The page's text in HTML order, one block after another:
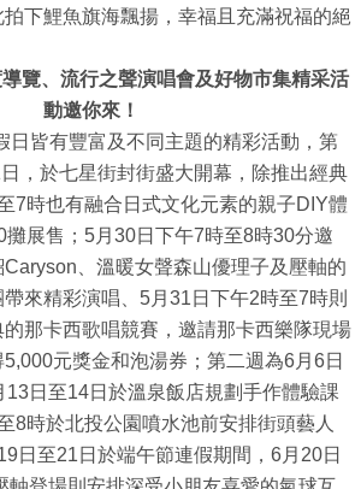
下鯉魚旗海飄揚，幸福且充滿祝福的絕
覽、流行之聲演唱會及好物市集精采活
動邀你來！
皆有豐富及不同主題的精彩活動，第
，於七星街封街盛大開幕，除推出經典
7時也有融合日式文化元素的親子DIY體
展售；5月30日下午7時至8時30分邀
、溫暖女聲森山優理子及壓軸的
來精彩演唱、5月31日下午2時至7時則
那卡西歌唱競賽，邀請那卡西樂隊現場
元獎金和泡湯券；第二週為6月6日
日至14日於溫泉飯店規劃手作體驗課
8時於北投公園噴水池前安排街頭藝人
日至21日於端午節連假期間，6月20日